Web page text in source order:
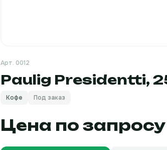
Арт. 0012
Paulig Presidentti,
Кофе Под заказ
Цена по запросу